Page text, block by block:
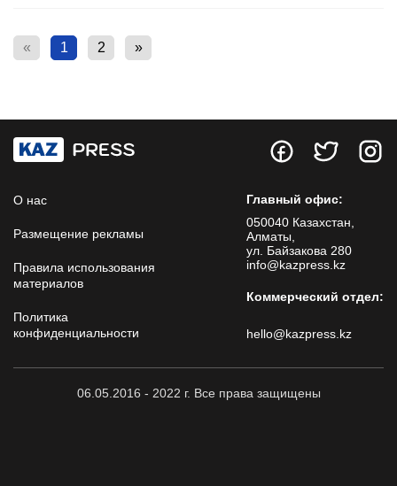
« 1 2 »
О нас
Размещение рекламы
Правила использования
материалов
Политика
конфиденциальности
Главный офис:
050040 Казахстан,
Алматы,
ул. Байзакова 280
info@kazpress.kz
Коммерческий отдел:
hello@kazpress.kz
06.05.2016 - 2022 г. Все права защищены